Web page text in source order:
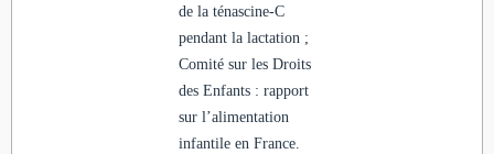
de la ténascine-C
pendant la lactation ;
Comité sur les Droits
des Enfants : rapport
sur l’alimentation
infantile en France.